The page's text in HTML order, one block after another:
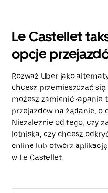
Le Castellet
opcje
Rozważ Uber jako
chcesz przemieszczać się
możesz zamienić łapanie
przejazdów na żądanie, o
Niezależnie od tego, czy
lotniska, czy chcesz
online lub otwórz
w Le Castellet.